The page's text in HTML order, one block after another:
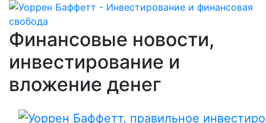
Финансовые новости,
инвестирование и
вложение денег